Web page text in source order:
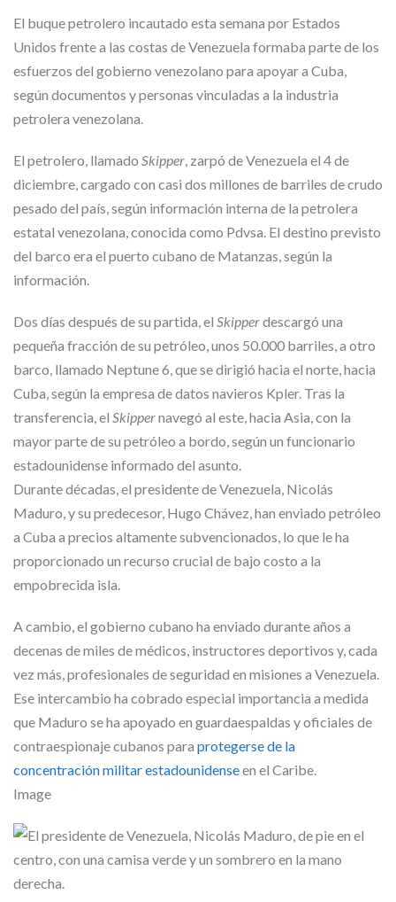
El buque petrolero incautado esta semana por Estados
Unidos frente a las costas de Venezuela formaba parte de los
esfuerzos del gobierno venezolano para apoyar a Cuba,
según documentos y personas vinculadas a la industria
petrolera venezolana.
El petrolero, llamado Skipper, zarpó de Venezuela el 4 de
diciembre, cargado con casi dos millones de barriles de crudo
pesado del país, según información interna de la petrolera
estatal venezolana, conocida como Pdvsa. El destino previsto
del barco era el puerto cubano de Matanzas, según la
información.
Dos días después de su partida, el Skipperdescargó una
pequeña fracción de su petróleo, unos 50.000 barriles, a otro
barco, llamado Neptune 6, que se dirigió hacia el norte, hacia
Cuba, según la empresa de datos navieros Kpler. Tras la
transferencia, el Skippernavegó al este, hacia Asia, con la
mayor parte de su petróleo a bordo, según un funcionario
estadounidense informado del asunto.
Durante décadas, el presidente de Venezuela, Nicolás
Maduro, y su predecesor, Hugo Chávez, han enviado petróleo
a Cuba a precios altamente subvencionados, lo que le ha
proporcionado un recurso crucial de bajo costo a la
empobrecida isla.
A cambio, el gobierno cubano ha enviado durante años a
decenas de miles de médicos, instructores deportivos y, cada
vez más, profesionales de seguridad en misiones a Venezuela.
Ese intercambio ha cobrado especial importancia a medida
que Maduro se ha apoyado en guardaespaldas y oficiales de
contraespionaje cubanos para protegerse de la
concentración militar estadounidenseen el Caribe.
Image